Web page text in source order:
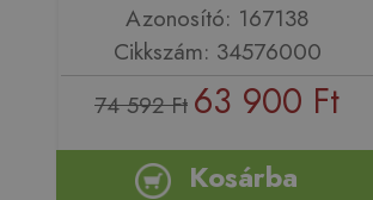
Azonosító: 167138
Cikkszám: 34576000
74 592 Ft 63 900 Ft
Kosárba